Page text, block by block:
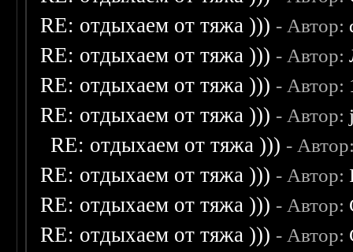
RE: отдыхаем от тяжа ))) - Автор:
RE: отдыхаем от тяжа ))) - Автор:
RE: отдыхаем от тяжа ))) - Автор:
RE: отдыхаем от тяжа ))) - Автор:
RE: отдыхаем от тяжа ))) -
RE: отдыхаем от тяжа ))) - Автор:
RE: отдыхаем от тяжа ))) - Автор:
RE: отдыхаем от тяжа ))) - Автор: